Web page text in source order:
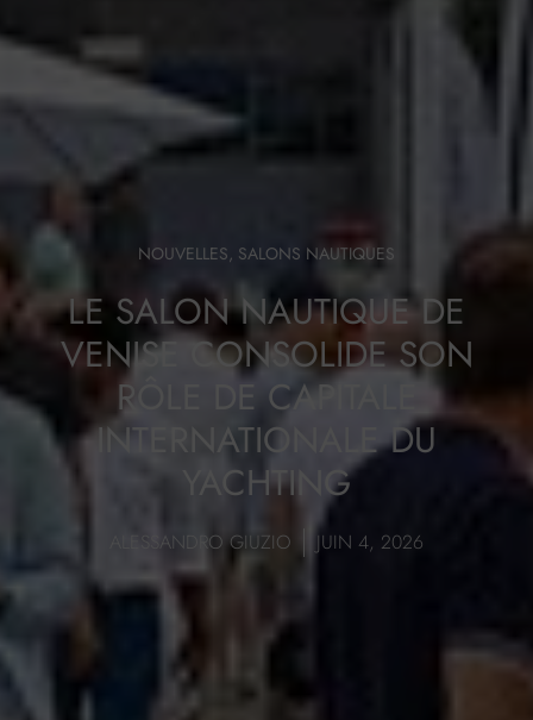
NOUVELLES, SALONS NAUTIQUES
LE SALON NAUTIQUE DE
VENISE CONSOLIDE SON
RÔLE DE CAPITALE
INTERNATIONALE DU
YACHTING
ALESSANDRO GIUZIO JUIN 4, 2026